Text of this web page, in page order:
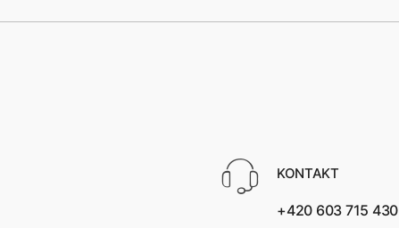
KONTAKT
+420 603 715 430